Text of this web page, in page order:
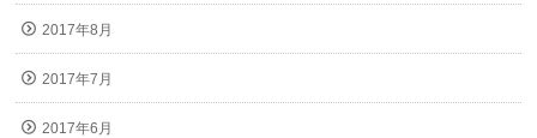
2017年8月
2017年7月
2017年6月